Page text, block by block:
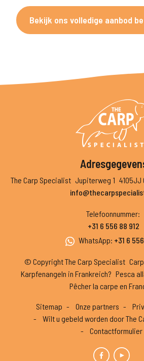
Bekijk ons volledige aanbod
The Carp Specialist Jupiterweg 1 4105JJ
Telefoonnummer:
+31 6 556 88 912
WhatsApp: +31 6
© Copyright The Carp Specialist
Karpfenangeln in Frankreich? Pesca
Pêcher la carpe en
Sitemap Onze partners
Wilt u gebeld worden door The
Contactformulier